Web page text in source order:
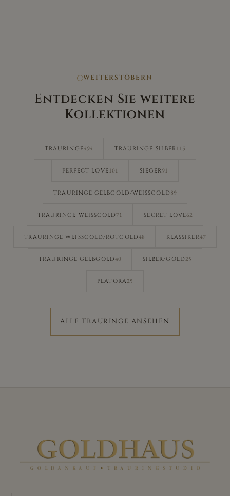
WEITERSTÖBERN
Entdecken Sie weitere
Kollektionen
TRAURINGE494 TRAURINGE SILBER 115
PERFECT LOVE 101 SIEGER91
TRAURINGE GELBGOLD/WEISSGOLD 89
TRAURINGE WEISSGOLD 71 SECRET LOVE62
TRAURINGE WEISSGOLD/ROTGOLD 48 KLASSIKER47
TRAURINGE GELBGOLD40 SILBER/GOLD 25
PLATORA25
ALLE TRAURINGE ANSEHEN